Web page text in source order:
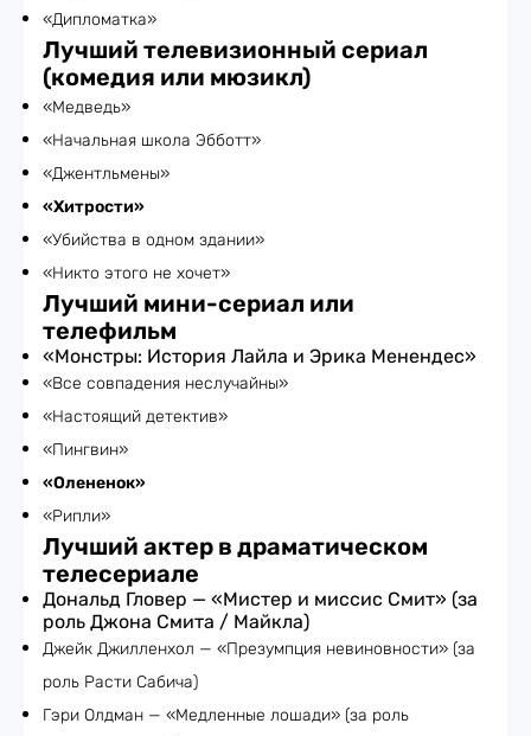
«Дипломатка»
Лучший телевизионный сериал
(комедия или мюзикл)
«Медведь»
«Начальная школа Эбботт»
«Джентльмены»
«Хитрости»
«Убийства в одном здании»
«Никто этого не хочет»
Лучший мини-сериал или
телефильм
«Монстры: История Лайла и Эрика Менендес»
«Все совпадения неслучайны»
«Настоящий детектив»
«Пингвин»
«Олененок»
«Рипли»
Лучший актер в драматическом
телесериале
Дональд Гловер — «Мистер и миссис Смит» (за
роль Джона Смита / Майкла)
Джейк Джилленхол — «Презумпция невиновности» (за
роль Расти Сабича)
Гэри Олдман — «Медленные лошади» (за роль